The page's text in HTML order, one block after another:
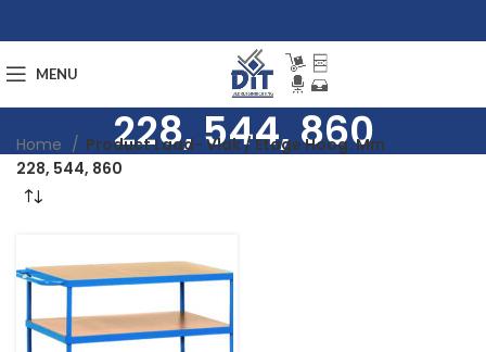
MENU
228, 544, 860
Home
Product Laad- Vlak / Etage Hoog. Mm
228, 544, 860